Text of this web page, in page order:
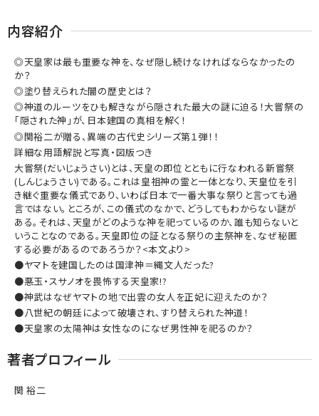
内容紹介
◎天皇家は最も重要な神を、なぜ隠し続けなければならなかったの
か？
◎塗り替えられた闇の歴史とは？
◎神道のルーツをひも解きながら隠された最大の謎に迫る！大嘗祭の
「隠された神」が、日本建国の真相を解く！
◎関裕二が贈る、異端の古代史シリーズ第１弾！！
詳細な用語解説と写真・図版つき
大嘗祭(だいじょうさい)とは、天皇の即位とともに行なわれる新嘗祭
(しんじょうさい)である。これは皇祖神の霊と一体となり、天皇位を引
き継ぐ重要な儀式であり、いわば日本で一番大事な祭りと言っても過
言ではない。ところが、この儀式のなかで、どうしてもわからない謎が
ある。それは、天皇がどのような神を祀っているのか、誰も知らないと
いうことなのである。天皇即位の証となる祭りの主祭神を、なぜ秘匿
する必要があるのであろうか？<本文より>
●ヤマトを建国したのは国津神＝縄文人だった?
●悪玉・スサノオを畏怖する天皇家!?
●神武はなぜヤマトの地で出雲の女人を正妃に迎えたのか？
●八世紀の朝廷によって破壊され、すり替えられた神道！
●天皇家の太陽神は女性なのになぜ男性神を祀るのか？
著者プロフィール
関 裕二